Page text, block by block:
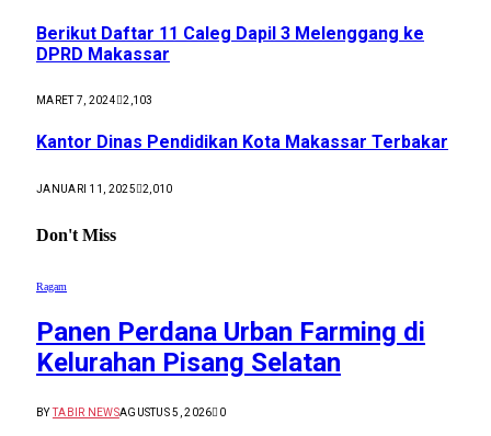
Berikut Daftar 11 Caleg Dapil 3 Melenggang ke
DPRD Makassar
MARET 7, 2024 2,103
Kantor Dinas Pendidikan Kota Makassar Terbakar
JANUARI 11, 2025 2,010
Don't Miss
Ragam
Panen Perdana Urban Farming di
Kelurahan Pisang Selatan
BY TABIR NEWSAGUSTUS 5, 2026 0